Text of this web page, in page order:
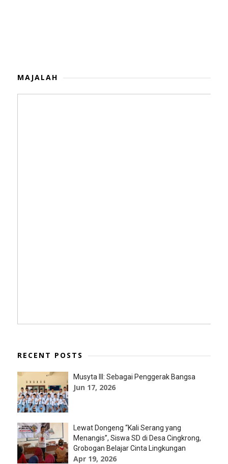
MAJALAH
RECENT POSTS
Musyta III: Sebagai Penggerak Bangsa
Jun 17, 2026
Lewat Dongeng “Kali Serang yang
Menangis”, Siswa SD di Desa Cingkrong,
Grobogan Belajar Cinta Lingkungan
Apr 19, 2026